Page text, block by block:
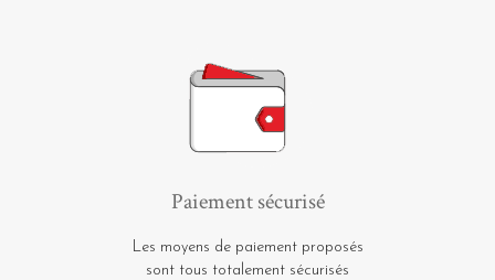
Paiement sécurisé
Les moyens de paiement proposés
sont tous totalement sécurisés